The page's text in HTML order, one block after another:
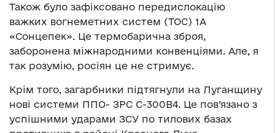
Також було зафіксовано передислокацію
важких вогнеметних систем (ТОС) 1А
«Сонцепек». Це термобарична зброя,
заборонена міжнародними конвенціями. Але, я
так розумію, росіян це не стримує.
Крім того, загарбники підтягнули на Луганщину
нові системи ППО- ЗРС С-300В4. Це пов’язано з
успішними ударами ЗСУ по тилових базах